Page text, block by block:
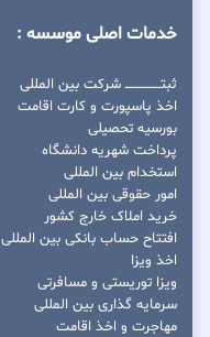
خدمات اصلی موسسه :
ثبتــــــــــــــــ شرکت بین المللی
اخذ پاسپورت و کارت اقامت
بورسیه تحصیلی
پرداخت شهریه دانشگاه
استخدام بین المللی
امور حقوقی بین المللی
خرید املاک خارج کشور
افتتاح حساب بانکی بین المللی
اخذ ویزا
ویزا توریستی و مسافرتی
سرمایه گذاری بین المللی
مهاجرت و اخذ اقامت